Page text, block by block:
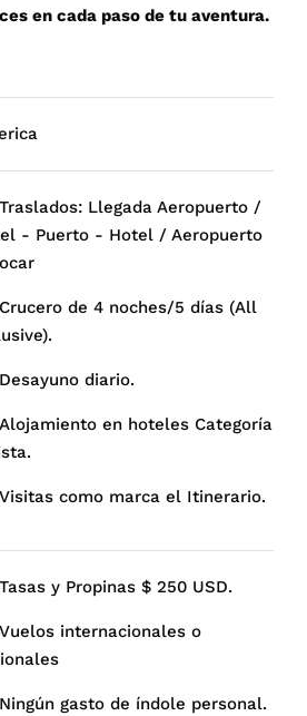
en cada paso de tu aventura.
Traslados: Llegada Aeropuerto /
- Puerto - Hotel / Aeropuerto
Crucero de 4 noches/5 días (All
Desayuno diario.
Alojamiento en hoteles Categoría
Visitas como marca el Itinerario.
Tasas y Propinas $ 250 USD.
Vuelos internacionales o
Ningún gasto de índole personal.